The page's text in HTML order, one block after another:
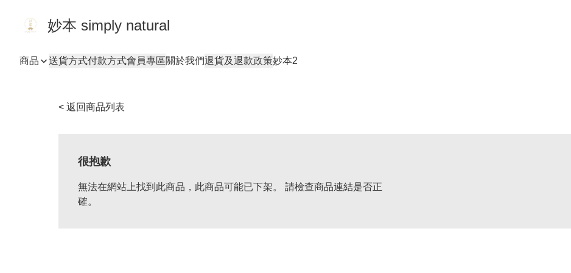
妙本 simply natural
商品 送貨方式付款方式會員專區關於我們退貨及退款政策妙本2
< 返回商品列表
很抱歉
無法在網站上找到此商品，此商品可能已下架。 請檢查商品連結是否正
確。